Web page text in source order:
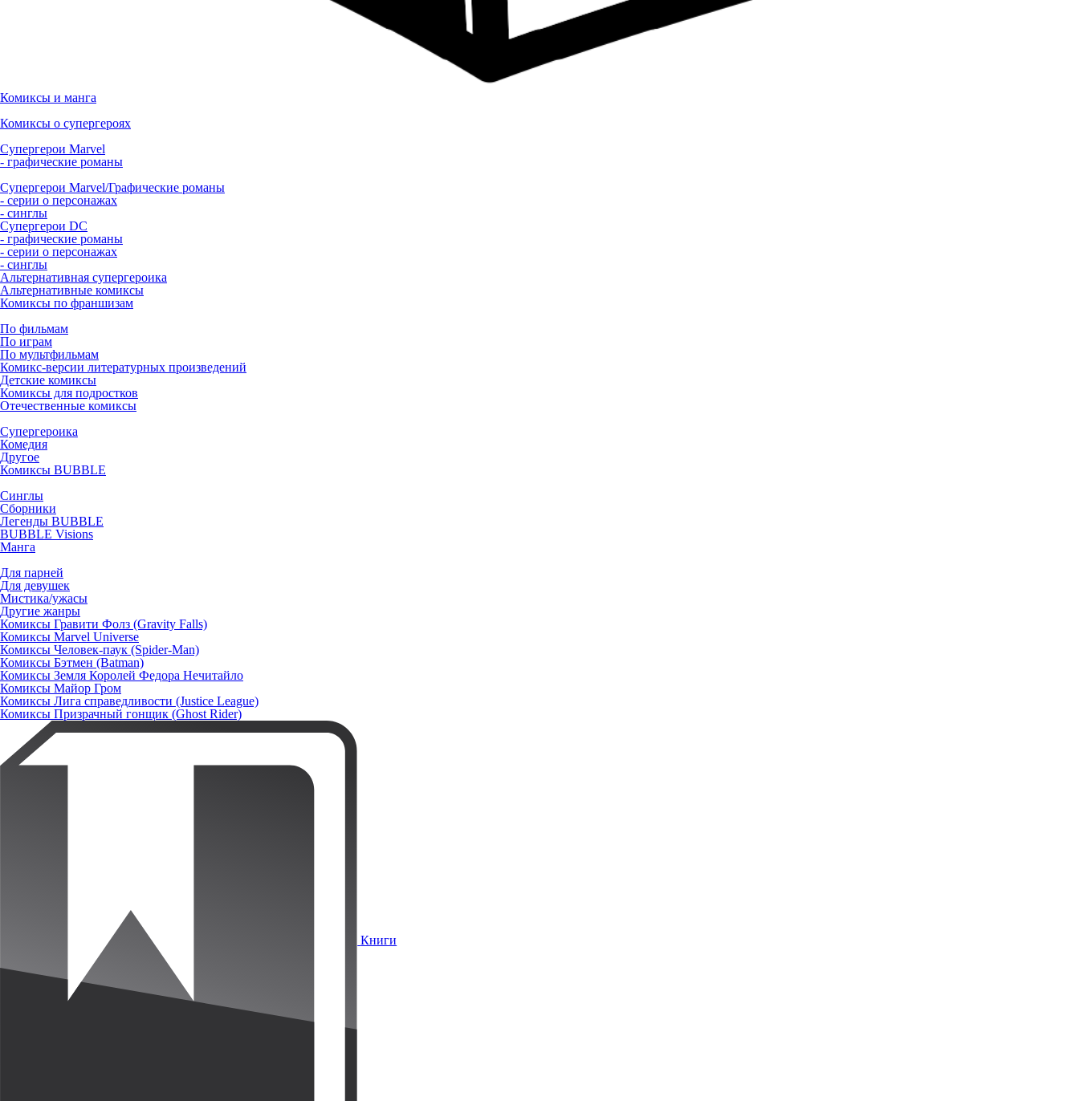
Комиксы и манга
Комиксы о супергероях
Супергерои Marvel
- графические романы
Супергерои Marvel/Графические романы
- серии о персонажах
- синглы
Супергерои DC
- графические романы
- серии о персонажах
- синглы
Альтернативная супергероика
Альтернативные комиксы
Комиксы по франшизам
По фильмам
По играм
По мультфильмам
Комикс-версии литературных произведений
Детские комиксы
Комиксы для подростков
Отечественные комиксы
Супергероика
Комедия
Другое
Комиксы BUBBLE
Синглы
Сборники
Легенды BUBBLE
BUBBLE Visions
Манга
Для парней
Для девушек
Мистика/ужасы
Другие жанры
Комиксы Гравити Фолз (Gravity Falls)
Комиксы Marvel Universe
Комиксы Человек-паук (Spider-Man)
Комиксы Бэтмен (Batman)
Комиксы Земля Королей Федора Нечитайло
Комиксы Майор Гром
Комиксы Лига справедливости (Justice League)
Комиксы Призрачный гонщик (Ghost Rider)
Книги